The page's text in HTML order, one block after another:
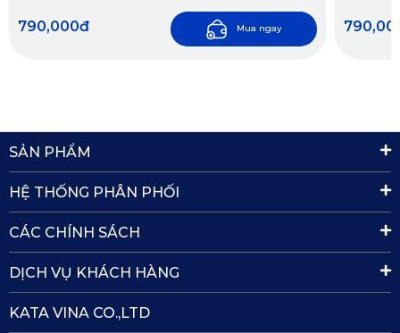
Người dùng cũng không cần quá lo lắng đến việc lắp đặt
loại rèm che nắng cho xe Hyundai Veloster vì KATA đã
trang bị sẵn những miếng nam châm dẻo. Điều này giúp
cho sản phẩm có thể lắp đặt một cách đơn giản, nhanh
790,000đ Mua ngay
SẢN PHẨM
HỆ THỐNG PHÂN PHỐI
CÁC CHÍNH SÁCH
DỊCH VỤ KHÁCH HÀNG
KATA VINA CO.,LTD